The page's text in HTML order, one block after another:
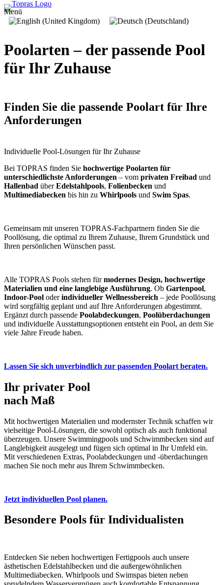
Menü
Poolarten – der passende Pool
für Ihr Zuhause
Finden Sie die passende Poolart für Ihre
Anforderungen
Individuelle Pool-Lösungen für Ihr Zuhause
Bei TOPRAS finden Sie hochwertige Poolarten für
unterschiedlichste Anforderungen – vom privaten Freibad und
Hallenbad überEdelstahlpools, Folienbecken und
Multimediabecken bis hin zu Whirlpools und Swim Spas.
Gemeinsam mit unseren TOPRAS-Fachpartnern finden Sie die
Poollösung, die optimal zu Ihrem Zuhause, Ihrem Grundstück und
Ihren persönlichen Wünschen passt.
Alle TOPRAS Pools stehen fürmodernes Design, hochwertige
Materialien und eine langlebige Ausführung. Ob Gartenpool,
Indoor-Pool oderindividueller Wellnessbereich – jede Poollösung
wird sorgfältig geplant und auf Ihre Anforderungen abgestimmt.
Ergänzt durch passende Poolabdeckungen, Poolüberdachungen
und individuelle Ausstattungsoptionen entsteht ein Pool, an dem Sie
viele Jahre Freude haben.
Lassen Sie sich unverbindlich zur passenden Poolart beraten.
Ihr privater Pool
nach Maß
Mit hochwertigen Materialien und modernster Technik schaffen wir
vielseitige Pool-Lösungen, die sowohl optisch als auch funktional
überzeugen. Unsere Swimmingpools und Schwimmbecken sind auf
Langlebigkeit ausgelegt und fügen sich optimal in Ihr Umfeld ein.
Mit verschiedenen Extras, Poolabdeckungen und -überdachungen
machen Sie noch mehr aus Ihrem Schwimmbecken.
Jetzt individuellen Pool planen.
Besondere Pools für Individualisten
Entdecken Sie neben hochwertigen Fertigpools auch unsere
ästhetischen Edelstahlbecken und die außergewöhnlichen
Multimediabecken. Whirlpools und Swimspas bieten neben